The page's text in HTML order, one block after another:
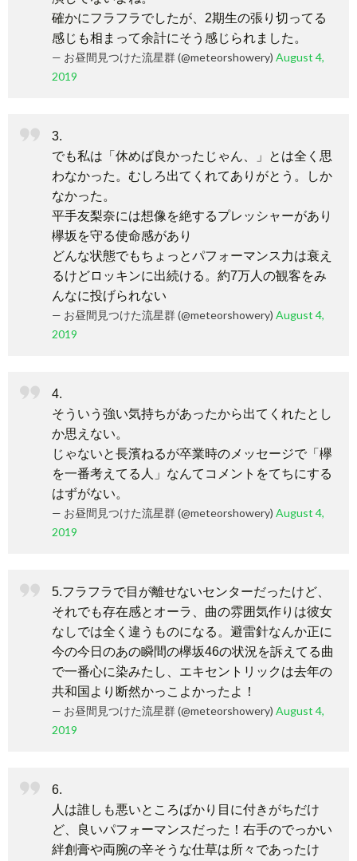
確かにフラフラでしたが、2期生の張り切ってる
感じも相まって余計にそう感じられました。
— お昼間見つけた流星群 (@meteorshowery) August 4,
2019
3.
でも私は「休めば良かったじゃん、」とは全く思
わなかった。むしろ出てくれてありがとう。しか
なかった。
平手友梨奈には想像を絶するプレッシャーがあり
欅坂を守る使命感があり
どんな状態でもちょっとパフォーマンス力は衰え
るけどロッキンに出続ける。約7万人の観客をみ
んなに投げられない
— お昼間見つけた流星群 (@meteorshowery) August 4,
2019
4.
そういう強い気持ちがあったから出てくれたとし
か思えない。
じゃないと長濱ねるが卒業時のメッセージで「欅
を一番考えてる人」なんてコメントをてちにする
はずがない。
— お昼間見つけた流星群 (@meteorshowery) August 4,
2019
5.フラフラで目が離せないセンターだったけど、
それでも存在感とオーラ、曲の雰囲気作りは彼女
なしでは全く違うものになる。避雷針なんか正に
今の今日のあの瞬間の欅坂46の状況を訴えてる曲
で一番心に染みたし、エキセントリックは去年の
共和国より断然かっこよかったよ！
— お昼間見つけた流星群 (@meteorshowery) August 4,
2019
6.
人は誰しも悪いところばかり目に付きがちだけ
ど、良いパフォーマンスだった！右手のでっかい
絆創膏や両腕の辛そうな仕草は所々であったけ